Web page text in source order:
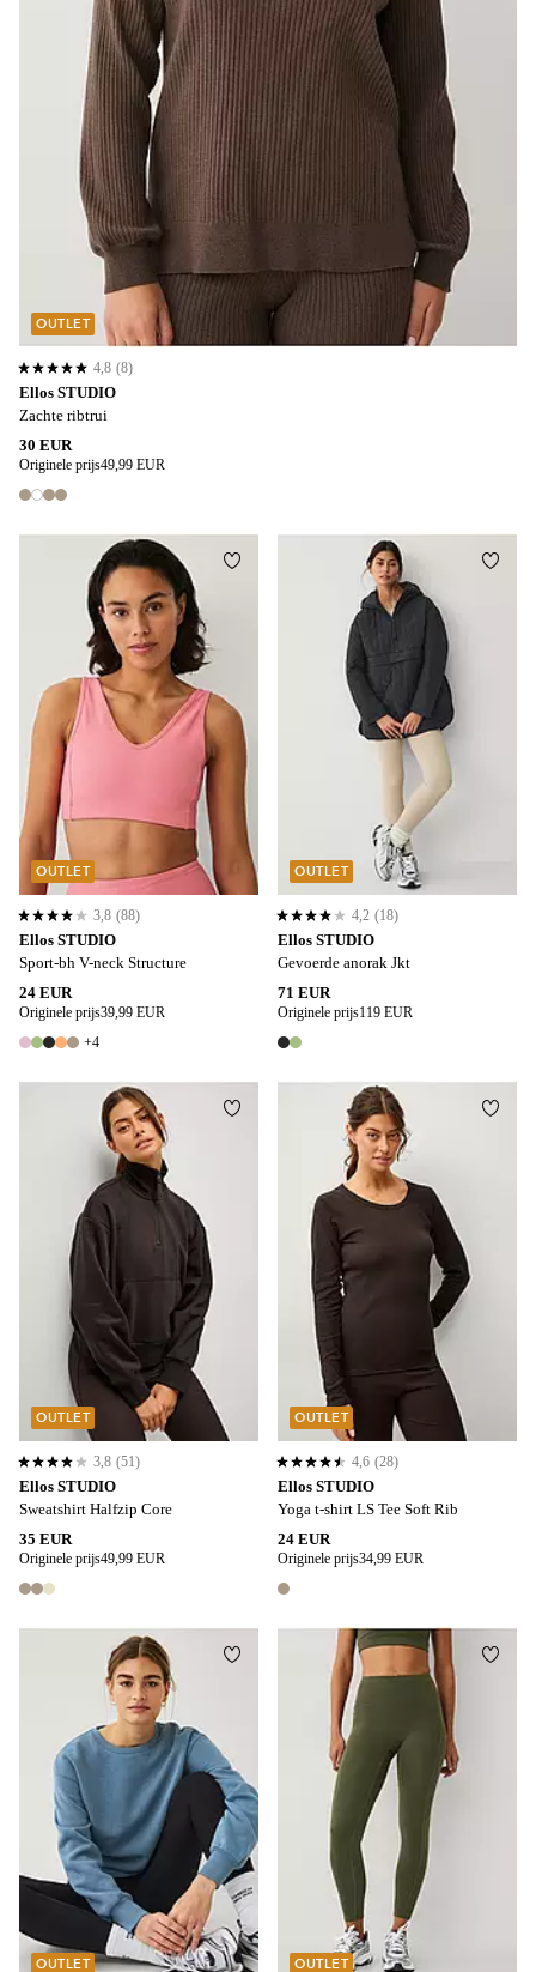
Ellos STUDIO
Zachte ribtrui
30 EUR
Originele prijs49,99 EUR
4 kleuren
4,8 op basis van 8 beoordelingen
4,8 (8)
OUTLET
Ellos STUDIO
Sport-bh V-neck Structure
24 EUR
Originele prijs39,99 EUR
9 kleuren
+4
3,8 op basis van 88 beoordelingen
3,8 (88)
OUTLET
Toevoegen aan favorieten
Ellos STUDIO
Gevoerde anorak Jkt
71 EUR
Originele prijs119 EUR
2 kleuren
4,2 op basis van 18 beoordelingen
4,2 (18)
OUTLET
Ellos STUDIO
Sweatshirt Halfzip Core
35 EUR
Originele prijs49,99 EUR
3 kleuren
3,8 op basis van 51 beoordelingen
3,8 (51)
OUTLET
Toevoegen aan favorieten
52/54
Ellos STUDIO
Yoga t-shirt LS Tee Soft Rib
24 EUR
Originele prijs34,99 EUR
1 kleur
4,6 op basis van 28 beoordelingen
4,6 (28)
OUTLET
OUTLET
Toevoegen aan favorieten
4XL
OUTLET